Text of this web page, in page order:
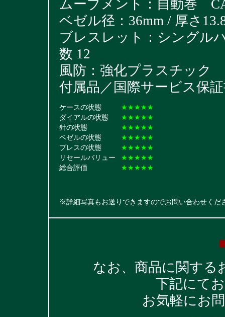
ムーブメント：自動巻
ベゼル径：36mm / 厚さ
ブレスレット：シングル
数 12
風防：強化プラスチック
付属品／国際サービス保
ケースの状態
★★★★★
ダイアルの状態
★★★★★
針の状態
★★★★★
ベゼルの状態
★★★★★
ブレスの状態
★★★★★
リセールバリュー
★★★★★
総合評価
★★★★★
※詳細写真もお送りできますのでお問い合わせくだ
なお、商品に関する
下記にて
お気軽にお